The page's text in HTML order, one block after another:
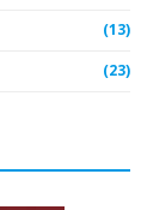
(13)
(23)